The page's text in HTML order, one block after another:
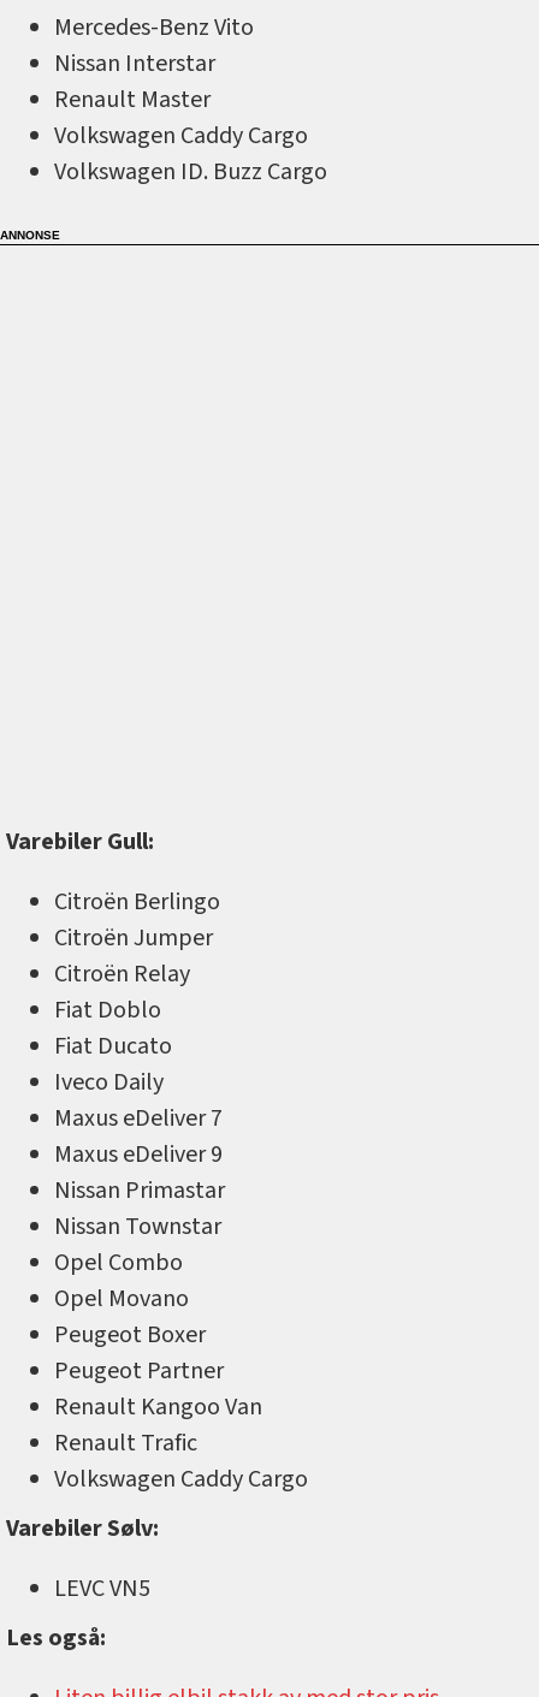
Mercedes-Benz Vito
Nissan Interstar
Renault Master
Volkswagen Caddy Cargo
Volkswagen ID. Buzz Cargo
Varebiler Gull:
Citroën Berlingo
Citroën Jumper
Citroën Relay
Fiat Doblo
Fiat Ducato
Iveco Daily
Maxus eDeliver 7
Maxus eDeliver 9
Nissan Primastar
Nissan Townstar
Opel Combo
Opel Movano
Peugeot Boxer
Peugeot Partner
Renault Kangoo Van
Renault Trafic
Volkswagen Caddy Cargo
Varebiler Sølv:
LEVC VN5
Les også: